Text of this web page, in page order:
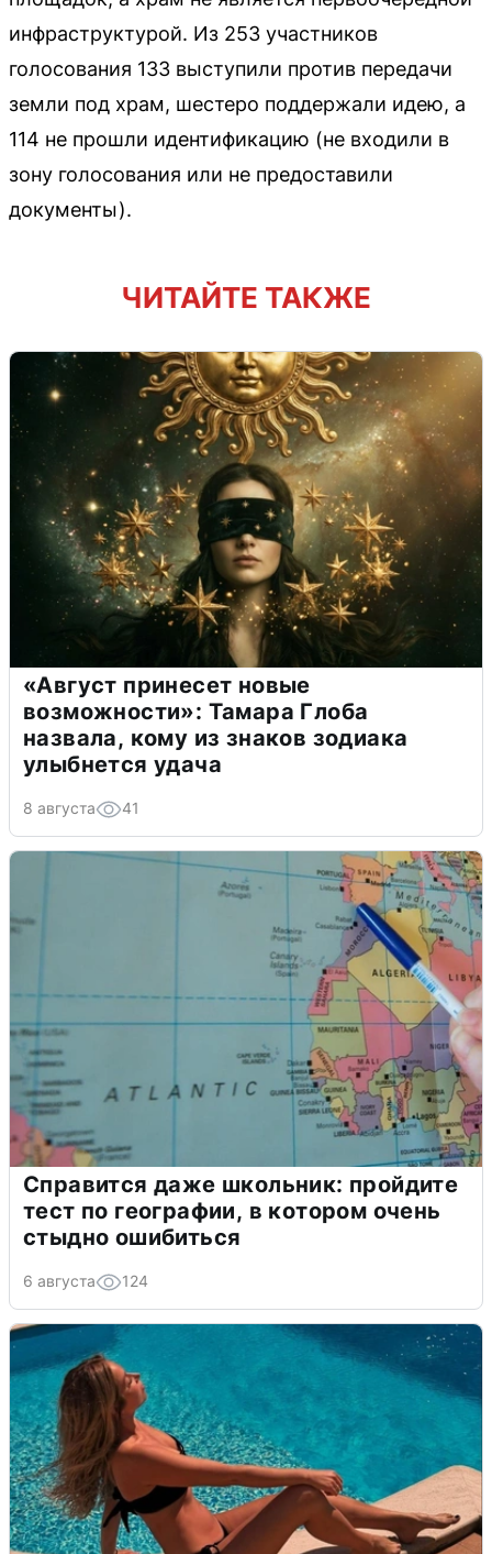
инфраструктурой. Из 253 участников
голосования 133 выступили против передачи
земли под храм, шестеро поддержали идею, а
114 не прошли идентификацию (не входили в
зону голосования или не предоставили
документы).
ЧИТАЙТЕ ТАКЖЕ
«Август принесет новые
возможности»: Тамара Глоба
назвала, кому из знаков зодиака
улыбнется удача
8 августа 41
Справится даже школьник: пройдите
тест по географии, в котором очень
стыдно ошибиться
6 августа 124